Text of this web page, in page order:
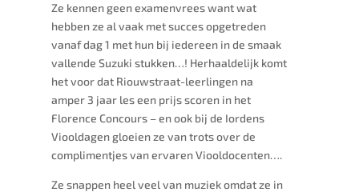
Ze kennen geen examenvrees want wat
hebben ze al vaak met succes opgetreden
vanaf dag 1 met hun bij iedereen in de smaak
vallende Suzuki stukken…! Herhaaldelijk komt
het voor dat Riouwstraat-leerlingen na
amper 3 jaar les een prijs scoren in het
Florence Concours – en ook bij de Iordens
Viooldagen gloeien ze van trots over de
complimentjes van ervaren Viooldocenten….
Ze snappen heel veel van muziek omdat ze in